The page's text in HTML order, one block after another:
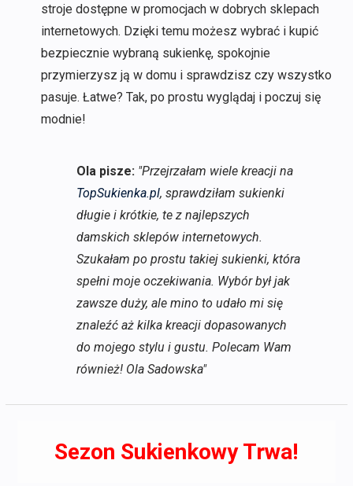
stroje dostępne w promocjach w dobrych sklepach
internetowych. Dzięki temu możesz wybrać i kupić
bezpiecznie wybraną sukienkę, spokojnie
przymierzysz ją w domu i sprawdzisz czy wszystko
pasuje. Łatwe? Tak, po prostu wyglądaj i poczuj się
modnie!
Ola pisze: "Przejrzałam wiele kreacji na
TopSukienka.pl, sprawdziłam sukienki
długie i krótkie, te z najlepszych
damskich sklepów internetowych.
Szukałam po prostu takiej sukienki, która
spełni moje oczekiwania. Wybór był jak
zawsze duży, ale mino to udało mi się
znaleźć aż kilka kreacji dopasowanych
do mojego stylu i gustu. Polecam Wam
również! Ola Sadowska"
Sezon Sukienkowy Trwa!